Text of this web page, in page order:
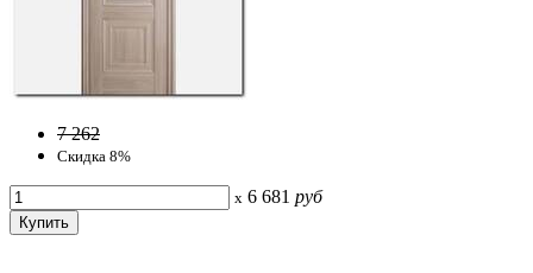
7 262
Скидка 8%
x 6 681 руб